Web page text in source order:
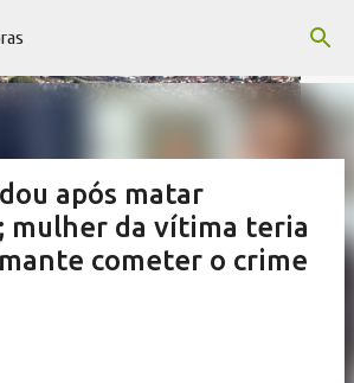
o conteúdo principal
após matar
mulher da vítima teria
cometer o crime